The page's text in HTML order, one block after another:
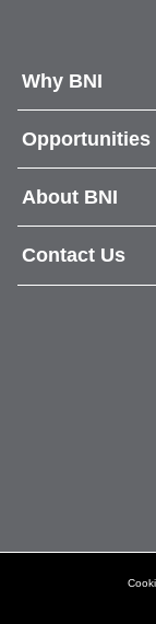
Why BNI
Opportunities
About BNI
Contact Us